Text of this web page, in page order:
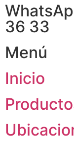
36 33
Menú
Inicio